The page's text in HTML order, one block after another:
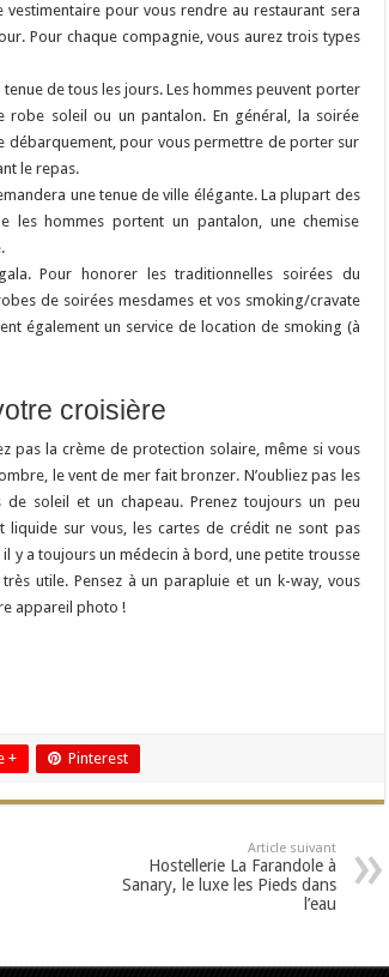
pour vous rendre au restaurant sera
Pour chaque compagnie, vous aurez trois types
de tous les jours. Les hommes peuvent porter
soleil ou un pantalon. En général, la soirée
débarquement, pour vous permettre de porter sur
le repas.
une tenue de ville élégante. La plupart des
hommes portent un pantalon, une chemise
Pour honorer les traditionnelles soirées du
de soirées mesdames et vos smoking/cravate
également un service de location de smoking (à
croisière
pas la crème de protection solaire, même si vous
le vent de mer fait bronzer. N’oubliez pas les
de soleil et un chapeau. Prenez toujours un peu
liquide sur vous, les cartes de crédit ne sont pas
y a toujours un médecin à bord, une petite trousse
utile. Pensez à un parapluie et un k-way, vous
appareil photo !
+ Pinterest
Article suivant
Hostellerie La Farandole à
Sanary, le luxe les Pieds dans
l’eau